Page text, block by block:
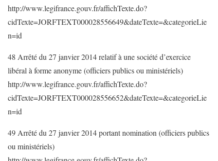
http://www.legifrance.gouv.fr/affichTexte.do?
cidTexte=JORFTEXT000028556649&dateTexte=&categorieLie
n=id
48 Arrêté du 27 janvier 2014 relatif à une société d’exercice
libéral à forme anonyme (officiers publics ou ministériels)
http://www.legifrance.gouv.fr/affichTexte.do?
cidTexte=JORFTEXT000028556652&dateTexte=&categorieLie
n=id
49 Arrêté du 27 janvier 2014 portant nomination (officiers publics
ou ministériels)